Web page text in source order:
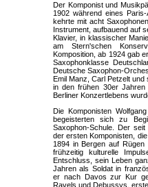
Der Komponist und
1902 während eines
kehrte mit acht
Instrument, aufbauend auf
Klavier, in klassischer
am Stern'schen
Komposition, ab 1924 gab
Saxophonklasse
Deutsche Saxophon-
Emil Manz, Carl Petzelt
in den frühen 30er Jahren
Berliner Konzertlebens
Die Komponisten
begeisterten sich zu
Saxophon-Schule. Der
der ersten Komponisten,
1894 in Bergen auf Rügen
frühzeitig kulturelle
Entschluss, sein Leben
Jahren als Soldat in
er nach Davos zur Kur
Ravels und Debussys,